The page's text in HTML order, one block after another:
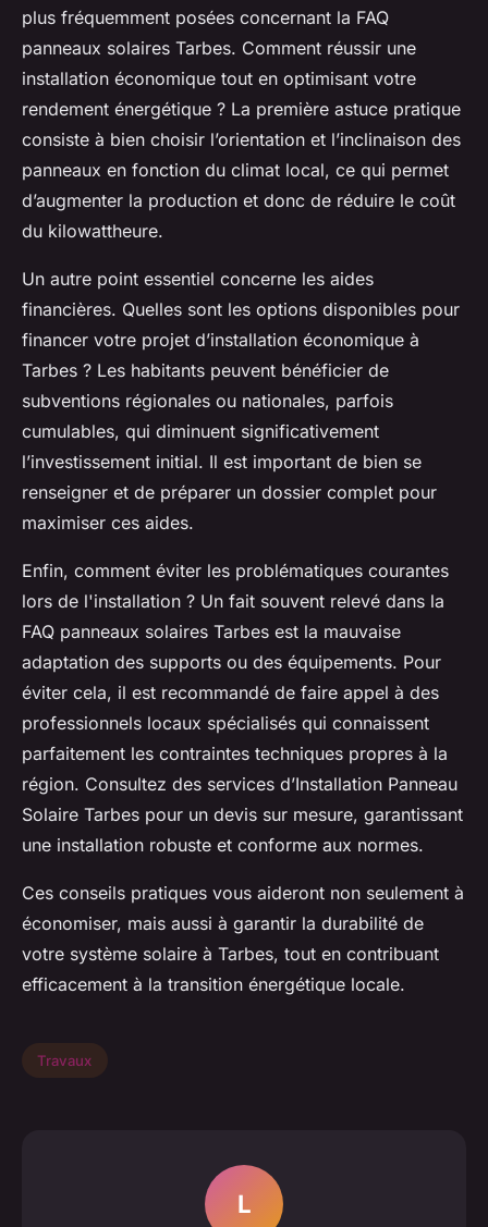
plus fréquemment posées concernant la FAQ
panneaux solaires Tarbes. Comment réussir une
installation économique tout en optimisant votre
rendement énergétique ? La première astuce pratique
consiste à bien choisir l’orientation et l’inclinaison des
panneaux en fonction du climat local, ce qui permet
d’augmenter la production et donc de réduire le coût
du kilowattheure.
Un autre point essentiel concerne les aides
financières. Quelles sont les options disponibles pour
financer votre projet d’installation économique à
Tarbes ? Les habitants peuvent bénéficier de
subventions régionales ou nationales, parfois
cumulables, qui diminuent significativement
l’investissement initial. Il est important de bien se
renseigner et de préparer un dossier complet pour
maximiser ces aides.
Enfin, comment éviter les problématiques courantes
lors de l'installation ? Un fait souvent relevé dans la
FAQ panneaux solaires Tarbes est la mauvaise
adaptation des supports ou des équipements. Pour
éviter cela, il est recommandé de faire appel à des
professionnels locaux spécialisés qui connaissent
parfaitement les contraintes techniques propres à la
région. Consultez des services d’Installation Panneau
Solaire Tarbes pour un devis sur mesure, garantissant
une installation robuste et conforme aux normes.
Ces conseils pratiques vous aideront non seulement à
économiser, mais aussi à garantir la durabilité de
votre système solaire à Tarbes, tout en contribuant
efficacement à la transition énergétique locale.
Travaux
L